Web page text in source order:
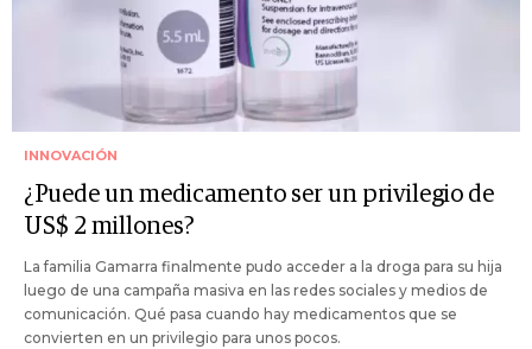
INNOVACIÓN
¿Puede un medicamento ser un privilegio de
US$ 2 millones?
La familia Gamarra finalmente pudo acceder a la droga para su hija
luego de una campaña masiva en las redes sociales y medios de
comunicación. Qué pasa cuando hay medicamentos que se
convierten en un privilegio para unos pocos.